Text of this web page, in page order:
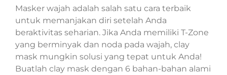
Masker wajah adalah salah satu cara terbaik
untuk memanjakan diri setelah Anda
beraktivitas seharian. Jika Anda memiliki T-Zone
yang berminyak dan noda pada wajah, clay
mask mungkin solusi yang tepat untuk Anda!
Buatlah clay mask dengan 6 bahan-bahan alami